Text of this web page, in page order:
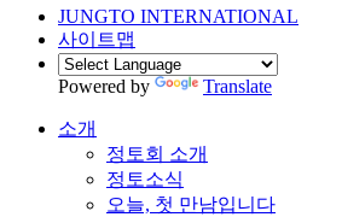
JUNGTO INTERNATIONAL
사이트맵
Powered by Translate
소개
정토회 소개
정토소식
오늘, 첫 만남입니다